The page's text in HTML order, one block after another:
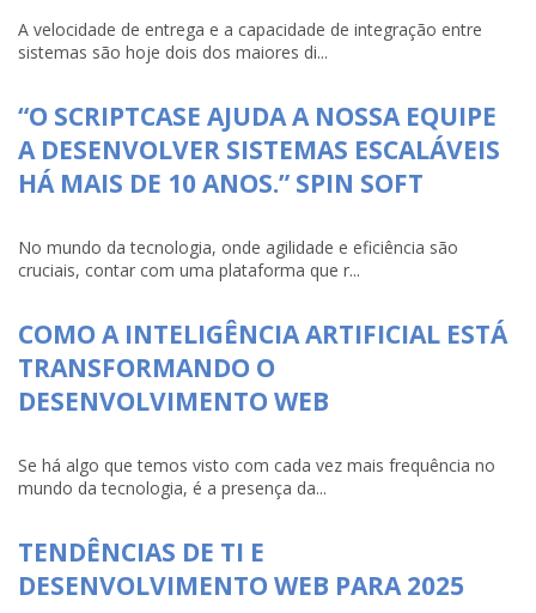
A velocidade de entrega e a capacidade de integração entre
sistemas são hoje dois dos maiores di...
“O SCRIPTCASE AJUDA A NOSSA EQUIPE
A DESENVOLVER SISTEMAS ESCALÁVEIS
HÁ MAIS DE 10 ANOS.” SPIN SOFT
No mundo da tecnologia, onde agilidade e eficiência são
cruciais, contar com uma plataforma que r...
COMO A INTELIGÊNCIA ARTIFICIAL ESTÁ
TRANSFORMANDO O
DESENVOLVIMENTO WEB
Se há algo que temos visto com cada vez mais frequência no
mundo da tecnologia, é a presença da...
TENDÊNCIAS DE TI E
DESENVOLVIMENTO WEB PARA 2025